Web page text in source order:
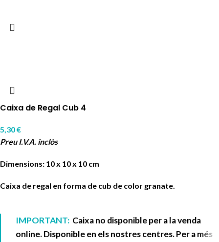
Caixa de Regal Cub 4
5,30€
Preu I.V.A. inclòs
Dimensions: 10 x 10 x 10 cm
Caixa de regal en forma de cub de color granate.
IMPORTANT: Caixa no disponible per a la venda
online. Disponible en els nostres centres. Per a més